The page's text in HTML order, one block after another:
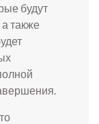
будут
также